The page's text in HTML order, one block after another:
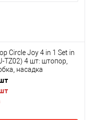
Circle Joy 4 in 1 Set in
TZ02) 4 шт: штопор,
насадка